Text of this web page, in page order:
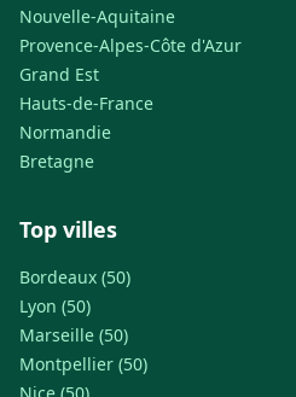
Nouvelle-Aquitaine
Provence-Alpes-Côte d'Azur
Grand Est
Hauts-de-France
Normandie
Bretagne
Top villes
Bordeaux (50)
Lyon (50)
Marseille (50)
Montpellier (50)